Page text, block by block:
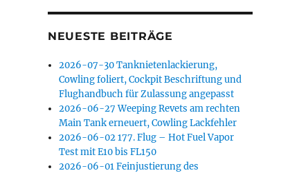
NEUESTE BEITRÄGE
2026-07-30 Tanknietenlackierung,
Cowling foliert, Cockpit Beschriftung und
Flughandbuch für Zulassung angepasst
2026-06-27 Weeping Revets am rechten
Main Tank erneuert, Cowling Lackfehler
2026-06-02 177. Flug – Hot Fuel Vapor
Test mit E10 bis FL150
2026-06-01 Feinjustierung des